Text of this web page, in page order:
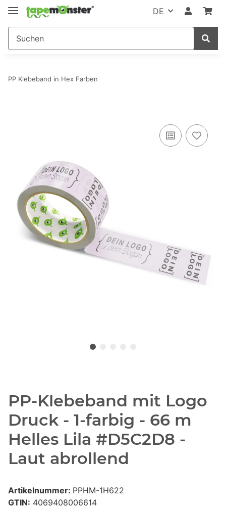
DE
PP Klebeband in Hex Farben
PP-Klebeband mit Logo
Druck - 1-farbig - 66 m
Helles Lila #D5C2D8 -
Laut abrollend
Artikelnummer: PPHM-1H622
GTIN: 4069408006614